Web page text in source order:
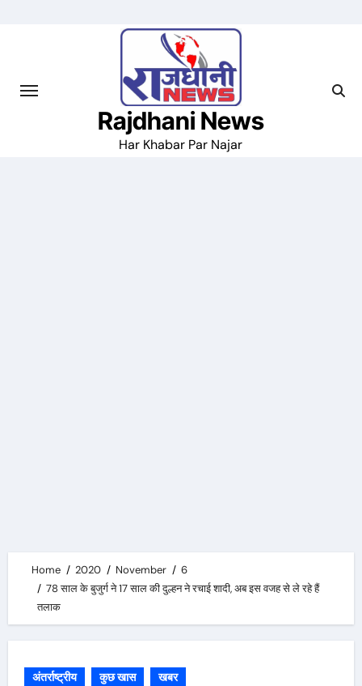
Rajdhani News
Har Khabar Par Najar
Home 2020 November
6
78 साल के बुजुर्ग ने 17 साल की दुल्हन ने रचाई शादी, अब इस वजह से ले रहे हैं
तलाक
अंतर्राष्ट्रीय कुछ खास खबर